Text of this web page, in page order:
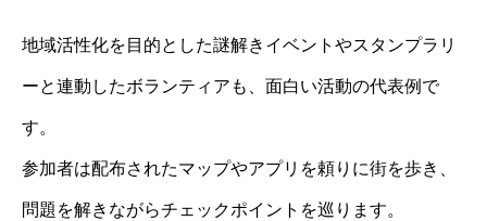
地域活性化を目的とした謎解きイベントやスタンプラリ
ーと連動したボランティアも、面白い活動の代表例で
す。
参加者は配布されたマップやアプリを頼りに街を歩き、
問題を解きながらチェックポイントを巡ります。